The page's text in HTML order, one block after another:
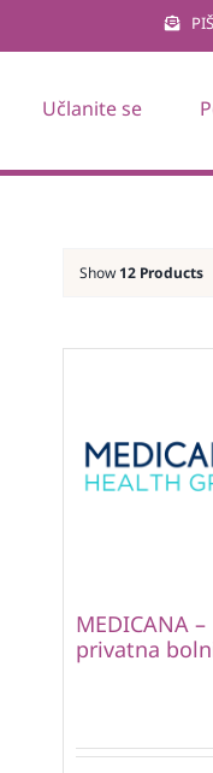
Učlanite se
Show 12 Products
MEDICANA –
privatna